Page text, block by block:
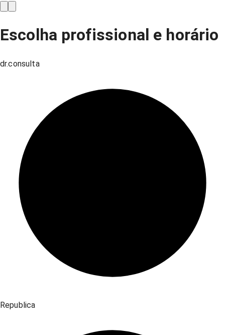
Escolha profissional e horário
dr.consulta
Republica